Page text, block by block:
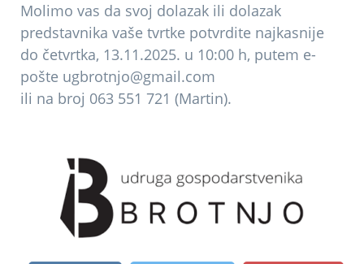
Molimo vas da svoj dolazak ili dolazak
predstavnika vaše tvrtke potvrdite najkasnije
do četvrtka, 13.11.2025. u 10:00 h, putem e-
pošte ugbrotnjo@gmail.com
ili na broj 063 551 721 (Martin).